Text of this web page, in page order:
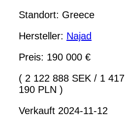
Standort: Greece
Hersteller: Najad
Preis: 190 000 €
( 2 122 888 SEK / 1
190 PLN )
Verkauft 2024-11-12